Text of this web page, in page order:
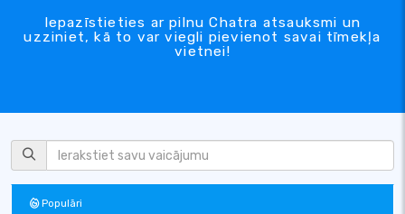
Iepazīstieties ar pilnu Chatra atsauksmi un
uzziniet, kā to var viegli pievienot savai tīmekļa
vietnei!
Populāri